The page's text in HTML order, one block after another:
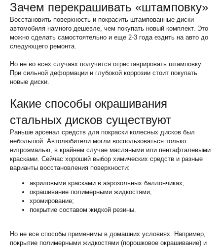
Зачем перекрашивать «штамповку»
Восстановить поверхность и покрасить штампованные диски
автомобиля намного дешевле, чем покупать новый комплект. Это
можно сделать самостоятельно и еще 2-3 года ездить на авто до
следующего ремонта.
Но не во всех случаях получится отреставрировать штамповку.
При сильной деформации и глубокой коррозии стоит покупать
новые диски.
Какие способы окрашивания
стальных дисков существуют
Раньше арсенал средств для покраски колесных дисков был
небольшой. Автолюбители могли воспользоваться только
нитроэмалью, в крайнем случае масляными или пентафталевыми
красками. Сейчас хороший выбор химических средств и разные
варианты восстановления поверхности:
акриловыми красками в аэрозольных баллончиках;
окрашивание полимерными жидкостями;
хромирование;
покрытие составом жидкой резины.
Но не все способы применимы в домашних условиях. Например,
покрытие полимерными жидкостями (порошковое окрашивание) и